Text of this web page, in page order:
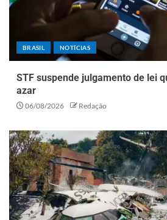
BRASIL NOTÍCIAS
STF suspende julgamento de lei
azar
06/08/2026 Redação